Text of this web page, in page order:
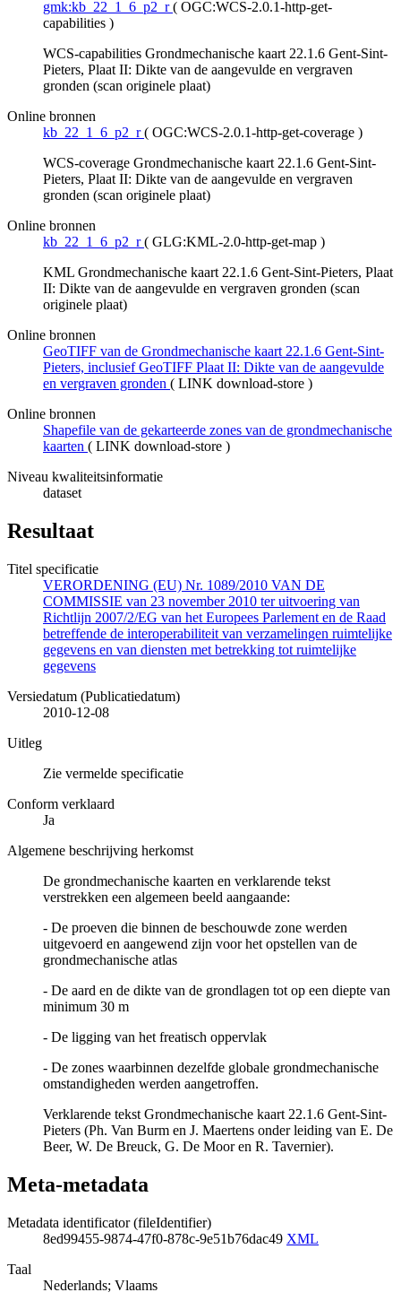
gmk:kb_22_1_6_p2_r ( OGC:WCS-2.0.1-http-get-
capabilities )
WCS-capabilities Grondmechanische kaart 22.1.6 Gent-Sint-
Pieters, Plaat II: Dikte van de aangevulde en vergraven
gronden (scan originele plaat)
Online bronnen
kb_22_1_6_p2_r ( OGC:WCS-2.0.1-http-get-coverage )
WCS-coverage Grondmechanische kaart 22.1.6 Gent-Sint-
Pieters, Plaat II: Dikte van de aangevulde en vergraven
gronden (scan originele plaat)
Online bronnen
kb_22_1_6_p2_r ( GLG:KML-2.0-http-get-map )
KML Grondmechanische kaart 22.1.6 Gent-Sint-Pieters, Plaat
II: Dikte van de aangevulde en vergraven gronden (scan
originele plaat)
Online bronnen
GeoTIFF van de Grondmechanische kaart 22.1.6 Gent-Sint-
Pieters, inclusief GeoTIFF Plaat II: Dikte van de aangevulde
en vergraven gronden ( LINK download-store )
Online bronnen
Shapefile van de gekarteerde zones van de grondmechanische
kaarten ( LINK download-store )
Niveau kwaliteitsinformatie
dataset
Resultaat
Titel specificatie
VERORDENING (EU) Nr. 1089/2010 VAN DE
COMMISSIE van 23 november 2010 ter uitvoering van
Richtlijn 2007/2/EG van het Europees Parlement en de Raad
betreffende de interoperabiliteit van verzamelingen ruimtelijke
gegevens en van diensten met betrekking tot ruimtelijke
gegevens
Versiedatum (Publicatiedatum)
2010-12-08
Uitleg
Zie vermelde specificatie
Conform verklaard
Ja
Algemene beschrijving herkomst
De grondmechanische kaarten en verklarende tekst
verstrekken een algemeen beeld aangaande:
- De proeven die binnen de beschouwde zone werden
uitgevoerd en aangewend zijn voor het opstellen van de
grondmechanische atlas
- De aard en de dikte van de grondlagen tot op een diepte van
minimum 30 m
- De ligging van het freatisch oppervlak
- De zones waarbinnen dezelfde globale grondmechanische
omstandigheden werden aangetroffen.
Verklarende tekst Grondmechanische kaart 22.1.6 Gent-Sint-
Pieters (Ph. Van Burm en J. Maertens onder leiding van E. De
Beer, W. De Breuck, G. De Moor en R. Tavernier).
Meta-metadata
Metadata identificator (fileIdentifier)
8ed99455-9874-47f0-878c-9e51b76dac49 XML
Taal
Nederlands; Vlaams